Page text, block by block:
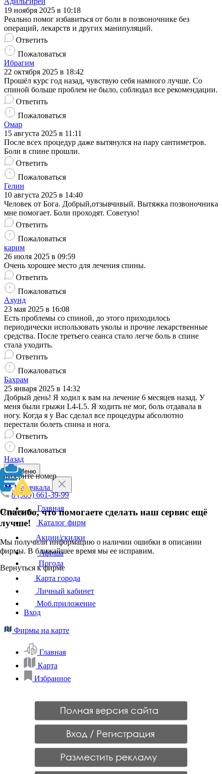
19 ноября 2025 в 10:18
Реально помог избавиться от боли в позвоночнике без
операций, лекарств и других манипуляций.
Ответить
Пожаловаться
Ибрагим
22 октября 2025 в 18:42
Прошёл курс год назад, чувствую себя намного лучше. Со
спиной больше проблем не было, соблюдал все рекомендации.
Ответить
Пожаловаться
Омар
15 августа 2025 в 11:11
После всех процедур даже вытянулся на пару сантиметров.
Боли в спине прошли.
Ответить
Пожаловаться
Гелин
10 августа 2025 в 14:40
Человек от Бога. Добрый,отзывчивый. Вытяжка позвоночника
мне помогает. Боли проходят. Советую!
Ответить
Пожаловаться
карим
26 июля 2025 в 09:59
Очень хорошее место для лечения спины.
Ответить
Пожаловаться
Ахунд
23 мая 2025 в 16:08
Есть проблемы со спиной, до этого приходилось
периодически использовать уколы и прочие лекарственные
средства. После третьего сеанса стало легче боль в спине
стала уходить.
Ответить
Пожаловаться
Бахрам
25 января 2025 в 14:32
Добрый день! Я ходил к вам на лечение 6 месяцев назад. У
меня были грыжи L4-L5. Я ходить не мог, боль отдавала в
ногу. Когда я у Вас сделал все процедуры абсолютно
перестали болеть спина и нога.
Ответить
Пожаловаться
Назад
Выберите номер
8 (989) 661-39-99
Отменить
Спасибо, что помогаете сделать наш сервис ещё
лучше!
Мы получили информацию о наличии ошибки в описании
фирмы. В ближайшее время мы ее исправим.
Вернуться к фирме
Меню
Махачкала
Главная
Каталог фирм
Акции/скидки
Афиша
Погода
Карта города
Личный кабинет
Моб.приложение
Вход
Фирмы на карте
Главная
Карта
Избранное